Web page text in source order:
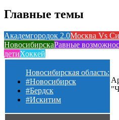
Главные темы
Академгородок 2.0Москва Vs
НовосибирскаРавные
детиХоккей
Новосибирская область:
#Новосибирск
#Бердск
#Искитим